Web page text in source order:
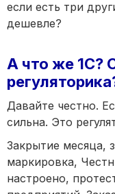
если есть три
дешевле?
А что же 1С?
Давайте честно.
сильна. Это
Закрытие месяца,
маркировка,
настроено,